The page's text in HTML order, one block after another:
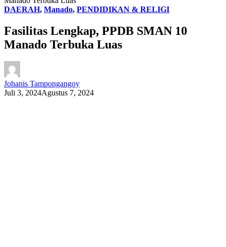
DAERAH, Manado, PENDIDIKAN & RELIGI
Fasilitas Lengkap, PPDB SMAN 10
Manado Terbuka Luas
Johanis Tampongangoy
Juli 3, 2024Agustus 7, 2024